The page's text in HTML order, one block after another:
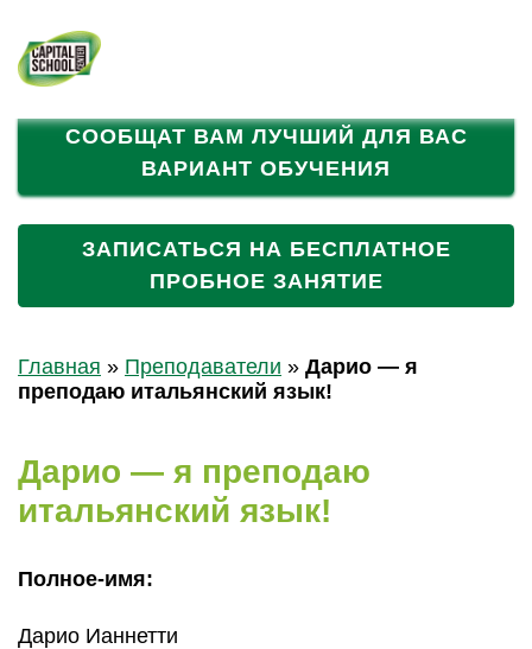
СООБЩАТ ВАМ ЛУЧШИЙ ДЛЯ ВАС
ВАРИАНТ ОБУЧЕНИЯ
ЗАПИСАТЬСЯ НА БЕСПЛАТНОЕ
ПРОБНОЕ ЗАНЯТИЕ
Главная » Преподаватели » Дарио — я
преподаю итальянский язык!
Дарио — я преподаю
итальянский язык!
Полное-имя:
Дарио Ианнетти